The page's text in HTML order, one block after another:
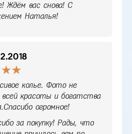
Ждём вас снова! С
Наталья!
колье. Фото не
красоты и богатства
огромное!
за покупку! Рады, что